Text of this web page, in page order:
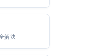
解決